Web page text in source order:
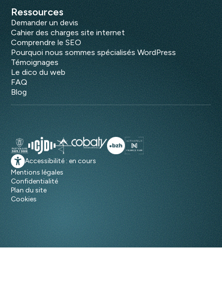
Ressources
Demander un devis
Cahier des charges site internet
Comprendre le SEO
Pourquoi nous sommes spécialisés WordPress
Témoignages
Le dico du web
FAQ
Blog
Accessibilité : en cours
Mentions légales
Confidentialité
Plan du site
Cookies